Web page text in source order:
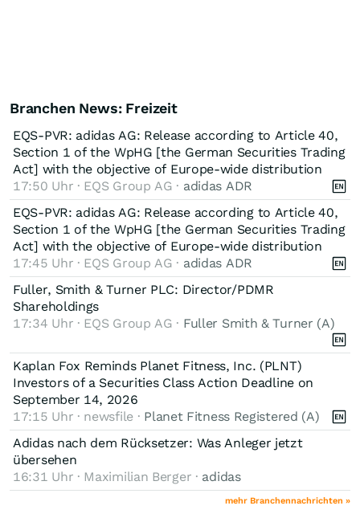
Branchen News: Freizeit
EQS-PVR: adidas AG: Release according to Article 40,
Section 1 of the WpHG [the German Securities Trading
Act] with the objective of Europe-wide distribution
17:50 Uhr · EQS Group AG · adidas ADR
EQS-PVR: adidas AG: Release according to Article 40,
Section 1 of the WpHG [the German Securities Trading
Act] with the objective of Europe-wide distribution
17:45 Uhr · EQS Group AG · adidas ADR
Fuller, Smith & Turner PLC: Director/PDMR
Shareholdings
17:34 Uhr · EQS Group AG · Fuller Smith & Turner (A)
Kaplan Fox Reminds Planet Fitness, Inc. (PLNT)
Investors of a Securities Class Action Deadline on
September 14, 2026
17:15 Uhr · newsfile · Planet Fitness Registered (A)
Adidas nach dem Rücksetzer: Was Anleger jetzt
übersehen
16:31 Uhr · Maximilian Berger · adidas
mehr Branchennachrichten »